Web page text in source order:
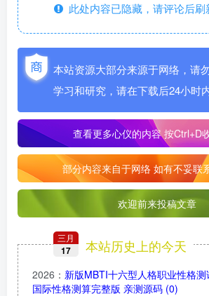
此处内容已隐藏，请评论后刷
本站资源大部分来源于网络，请
学习和研究，请在下载后24小时
查看更多心仪的内容按Ctrl+D
部分内容来自于网络 如有不妥联
欢迎前来投稿文章
三月
17 本站历史上的今天
2026 ： 新版MBTI十六型人格职业性格
国际性格测算完整版 亲测源码 (0)